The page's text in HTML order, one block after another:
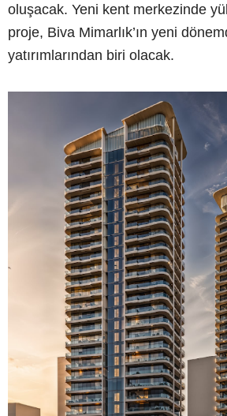
oluşacak. Yeni kent merkezinde
proje, Biva Mimarlık’ın yeni
yatırımlarından biri olacak.